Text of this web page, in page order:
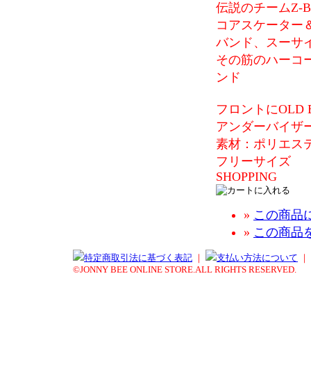
伝説のチームZ-
コアスケーター
バンド、スーサ
その筋のハーコ
ンド
フロントにOLD
アンダーバイザ
素材：ポリエス
フリーサイズ
SHOPPING
» この商品
» この商品
特定商取引法に基づく表記 ｜ 支払い方法について ｜
©JONNY BEE ONLINE STORE.ALL RIGHTS RESERVED.